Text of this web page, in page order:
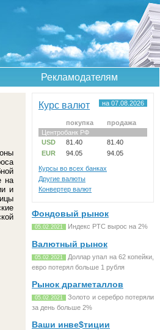
Рекламодателям
на
и
Курс валют на 07.08.2026
покупка
продажа
Центробанк РФ
USD
81.40
81.40
EUR
94.05 94.05
Курсы во всех банках
Другие валюты
Конвертер валют
Фондовый рынок
05.02.2021 Индекс РТС вырос на 2%
Валютный рынок
05.02.2021
Доллар упал на 62 копейки,
евро потерял больше 1 рубля
Рынок драгметаллов
05.02.2021
Золото и серебро потеряли
за день больше 2%
Ваши инве$тиции